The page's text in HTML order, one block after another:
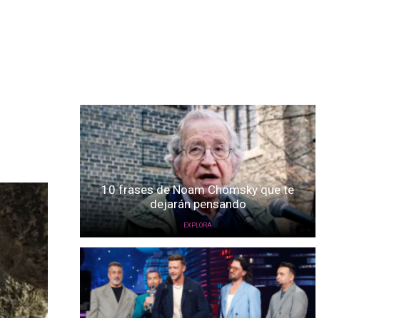
10 frases de Noam Chomsky que te
dejarán pensando
EXPLORA